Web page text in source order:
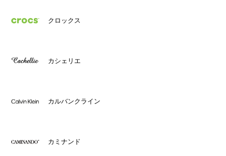
クロックス
カシェリエ
カルバンクライン
カミナンド